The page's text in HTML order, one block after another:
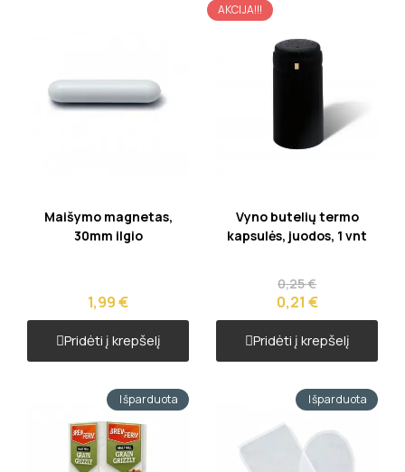
Greita peržiūra
Maišymo magnetas,
30mm ilgio
1,99 €
Pridėti į krepšelį
Greita peržiūra
Vyno butelių termo
kapsulės, juodos, 1 vnt
0,25 €
0,21 €
AKCIJA!!!
Pridėti į krepšelį
Išparduota Išparduota